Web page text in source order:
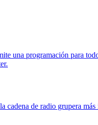
una programación para
de radio grupera